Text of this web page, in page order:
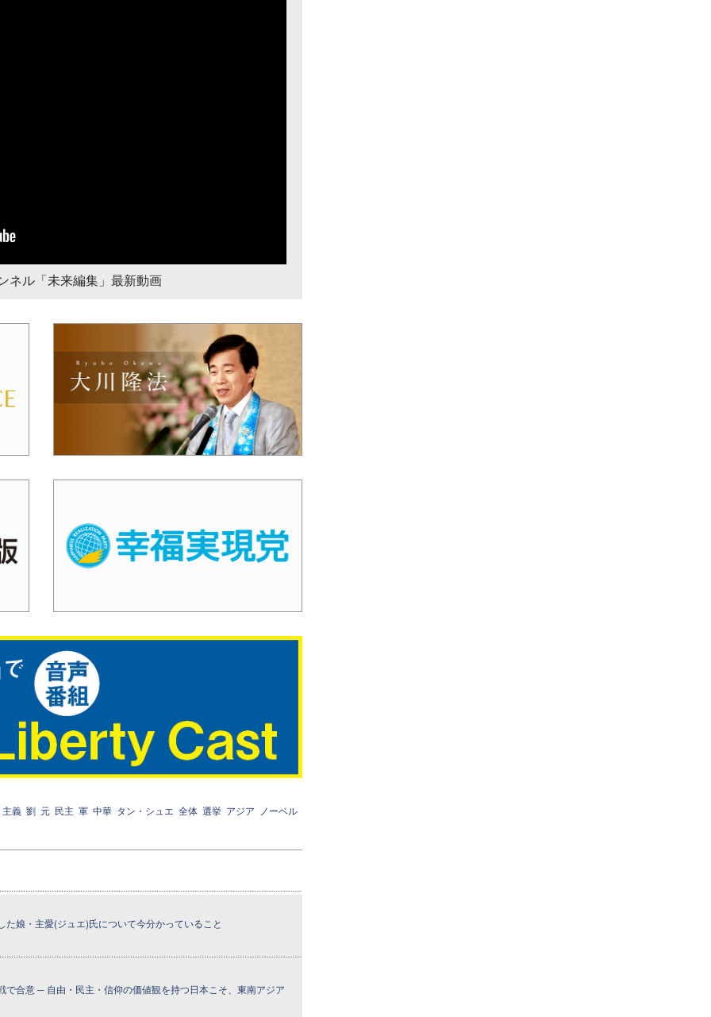
ネル「未来編集」最新動画
主義 劉 元 民主 軍 中華 タン・シュエ 全体 選挙 アジア ノーベル
た娘・主愛(ジュエ)氏について今分かっていること
で合意 ─ 自由・民主・信仰の価値観を持つ日本こそ、東南アジア